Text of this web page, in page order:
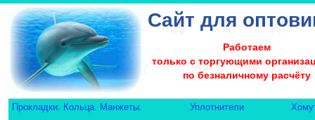
Сайт для
Работаем
только с торгующими
по безналичному расчёту
Прокладки. Кольца. Манжеты. Уплотнители